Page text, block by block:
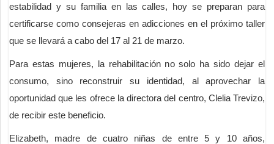
estabilidad y su familia en las calles, hoy se preparan para
certificarse como consejeras en adicciones en el próximo taller
que se llevará a cabo del 17 al 21 de marzo.
Para estas mujeres, la rehabilitación no solo ha sido dejar el
consumo, sino reconstruir su identidad, al aprovechar la
oportunidad que les ofrece la directora del centro, Clelia Trevizo,
de recibir este beneficio.
Elizabeth, madre de cuatro niñas de entre 5 y 10 años,